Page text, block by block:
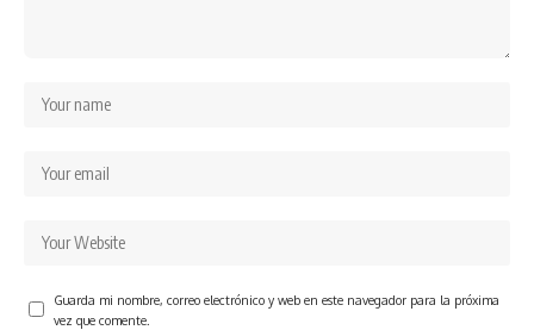
Guarda mi nombre, correo electrónico y web en este navegador para la próxima
vez que comente.